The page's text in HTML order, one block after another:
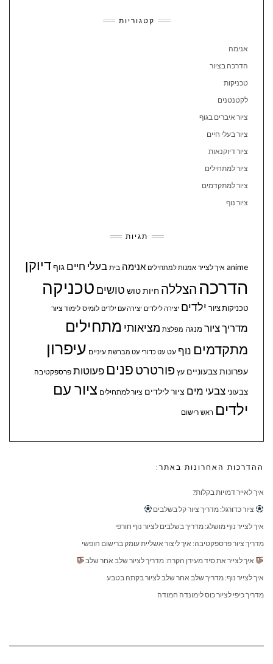
קטגוריות
אנימה
הדרכה בציור
טכניקות
לקטנטנים
ציור איברים בגוף
ציור בעלי חיים
ציור דיוקנאות
ציור למתחילים
ציור למתקדמים
ציור נוף
תגיות
anime איך לצייר אמנות למתחילים אנימה בית בעלי חיים גוףדיוקן
הדרכה הצללה חיותטוש טושים טכניקה
טכניקות ציור ילדים יצירה לילדים יצירה עם ילדים לומיס לימוד ציור
מדריך ציור מנגה מפלצת מציאותי מתחילים
מתקדמים נוף עט עט כדורי עט מברשת עיניים עיפרון
עפרונות צבעוניים עץ פורטרט פנים פעוטות פרספקטיבה
צבעוני צבעי מים ציור לילדים ציור למתחילים ציור עם
ילדים ראש רישום
ההדרכות האחרונות באתר:
איך לאייר דמויות בקלות?
ציור כדורגל: מדריך ציור קל בשלבים
איך לצייר נוף מושלג: מדריך בשלבים לציור נוף חורפי
מדריך ציור פרספקטיבה: איך ליצור אשליית עומק ברישום חופשי
איך לצייר את סיד מעידן הקרח: מדריך לציור שלב אחר שלב
איך לצייר נוף: מדריך שלב אחר שלב לציור בקתה בטבע
מדריך כיפי לציור כוס לימונדה חמודה